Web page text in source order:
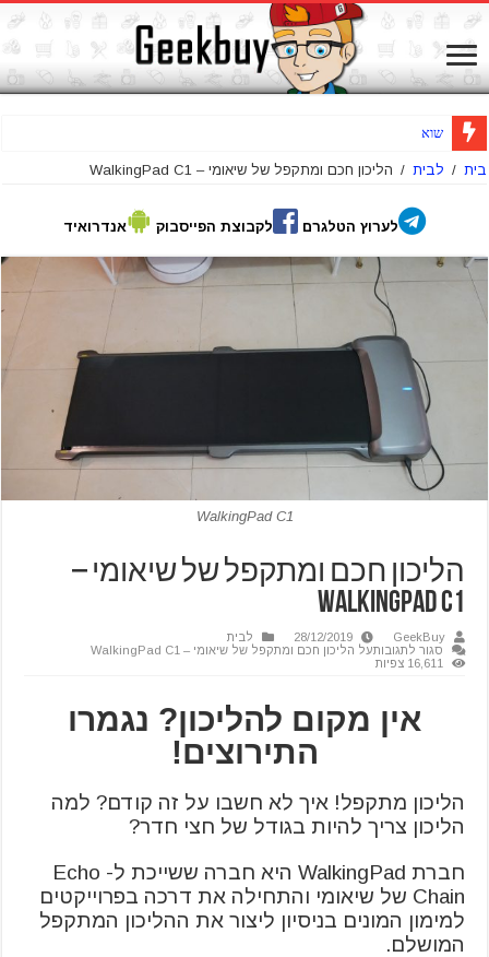
שואב שוטף רצפות אלחוט
בית / לבית / הליכון חכם ומתקפל של שיאומי – WalkingPad C1
לערוץ הטלגרם לקבוצת הפייסבוק אנדרואיד
WalkingPad C1
הליכון חכם ומתקפל של שיאומי –
WalkingPad C1
GeekBuy
28/12/2019
לבית
סגור לתגובותעל הליכון חכם ומתקפל של שיאומי – WalkingPad C1
16,611 צפיות
אין מקום להליכון? נגמרו
התירוצים!
הליכון מתקפל! איך לא חשבו על זה קודם? למה
הליכון צריך להיות בגודל של חצי חדר?
חברת WalkingPad היא חברה ששייכת ל- Echo
Chain של שיאומי והתחילה את דרכה בפרוייקטים
למימון המונים בניסיון ליצור את ההליכון המתקפל
המושלם.